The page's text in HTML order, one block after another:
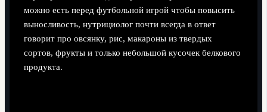
можно есть перед футбольной игрой чтобы повысить
выносливость, нутрициолог почти всегда в ответ
говорит про овсянку, рис, макароны из твердых
сортов, фрукты и только небольшой кусочек белкового
продукта.